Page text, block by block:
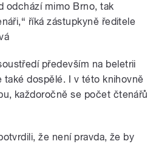
odchází mimo Brno, tak
říká zástupkyně ředitele
především na beletrii
také dospělé. I v této knihovně
každoročně se počet čtenářů
že není pravda, že by